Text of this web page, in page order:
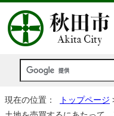
現在の位置： トップページ